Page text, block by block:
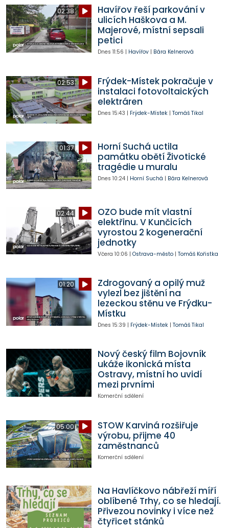
02:38
Havířov řeší parkování v
ulicích Haškova a M.
Majerové, místní sepsali
petici
Dnes 11:56 | Havířov| Bára Kelnerová
02:53
Frýdek-Místek pokračuje v
instalaci fotovoltaických
elektráren
Dnes 15:43 | Frýdek-Místek| Tomáš Tikal
01:37
Horní Suchá uctila
památku obětí Životické
tragédie u muralu
Dnes 10:24| Horní Suchá | Bára Kelnerová
02:44
OZO bude mít vlastní
elektřinu. V Kunčicích
vyrostou 2 kogenerační
jednotky
Včera 10:06 | Ostrava-město| Tomáš Kořistka
01:20
Zdrogovaný a opilý muž
vylezl bez jištění na
lezeckou stěnu ve Frýdku-
Místku
Dnes 15:39 | Frýdek-Místek| Tomáš Tikal
Nový český film Bojovník
ukáže ikonická místa
Ostravy, místní ho uvidí
mezi prvními
Komerční sdělení
05:00
STOW Karviná rozšiřuje
výrobu, přijme 40
zaměstnanců
Komerční sdělení
Na Havlíčkovo nábřeží míří
oblíbené Trhy, co se hledají.
Přivezou novinky i více než
čtyřicet stánků